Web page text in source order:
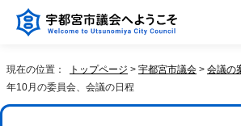
現在の位置： トップページ > 宇都宮市議会 > 会議の
年10月の委員会、会議の日程